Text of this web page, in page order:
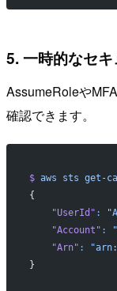
5. 一時的なセ
AssumeRoleや
確認できます。
$ aws sts get-
{
    "UserId"
:
    "Account"
:
    "Arn"
:
}